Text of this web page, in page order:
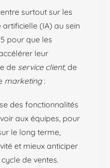
surtout sur les
(IA) au sein
pour que les
leur
de service client, de
marketing:
des fonctionnalités
aux équipes, pour
le long terme,
et mieux anticiper
de ventes.